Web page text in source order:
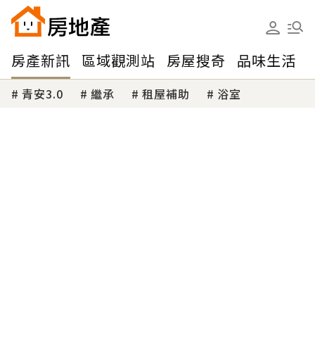
房產新訊 區域觀測站 房屋搜奇 品味生活
青安3.0 繼承 租屋補助 浴室